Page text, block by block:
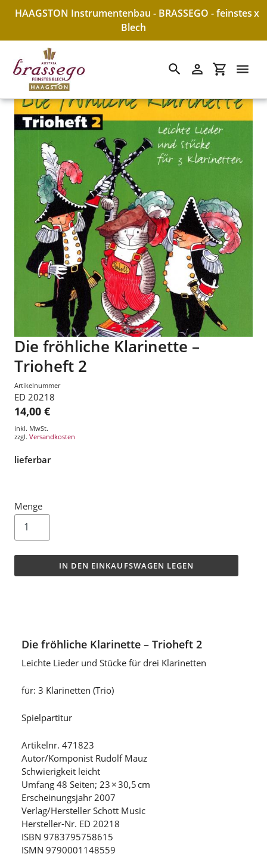
Direkt
zum
Inhalt
HAAGSTON Instrumentenbau - BRASSEGO - feinstes
Blech
x
SuchenEinloggen
Die fröhliche Klarinette –
Trioheft 2
Artikelnummer
ED 20218
14,00 €
inkl. MwSt.
zzgl. Versandkosten
lieferbar
Menge
IN DEN EINKAUFSWAGEN LEGEN
Die fröhliche Klarinette – Trioheft 2
Leichte Lieder und Stücke für drei Klarinetten
für: 3 Klarinetten (Trio)
Spielpartitur
Artikelnr. 471823
Autor/Komponist Rudolf Mauz
Schwierigkeit leicht
Umfang 48 Seiten; 23 × 30,5 cm
Erscheinungsjahr 2007
Verlag/Hersteller Schott Music
Hersteller-Nr. ED 20218
ISBN 9783795758615
ISMN 9790001148559